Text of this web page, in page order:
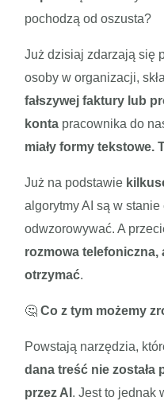
pochodzą od oszusta?
Już dzisiaj zdarzają się
osoby w organizacji,
fałszywej faktury lub
konta pracownika do
miały formy tekstowe.
Już na podstawie
algorytmy AI są w
odwzorowywać. A
rozmowa telefoniczna,
otrzymać.
🤔 Co z tym możemy
Powstają narzędzia,
dana treść nie została
przez AI . Jest to jednak